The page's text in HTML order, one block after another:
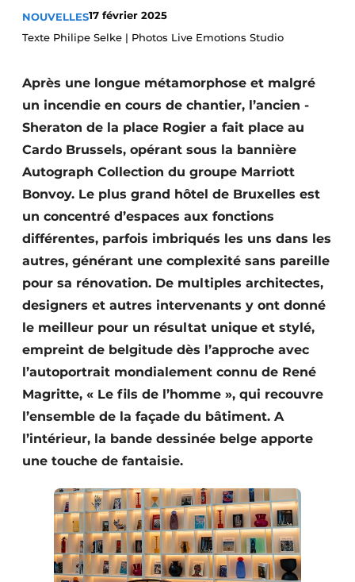
S’inscrire à l’événement
S’inscrire
Video’s
NOUVELLES17 février 2025
Texte Philipe Selke | Photos Live Emotions Studio
Après une longue métamorphose et malgré
un incendie en cours de chantier, l’ancien ­
Sheraton de la place Rogier a fait place au
Cardo ­Brussels, opérant sous la bannière
Autograph ­Collection du groupe Marriott
Bonvoy. Le plus grand hôtel de Bruxelles est
un concentré d’espaces aux fonctions
différentes, parfois imbriqués les uns dans les
autres, générant une complexité sans pareille
pour sa rénovation. De multiples architectes,
designers et autres intervenants y ont donné
le meilleur pour un résultat unique et stylé,
empreint de belgitude dès l’approche avec
l’autoportrait mondialement connu de René
Magritte, « Le fils de l’homme », qui recouvre
l’ensemble de la façade du bâtiment. A
l’intérieur, la bande dessinée belge apporte
une touche de fantaisie.